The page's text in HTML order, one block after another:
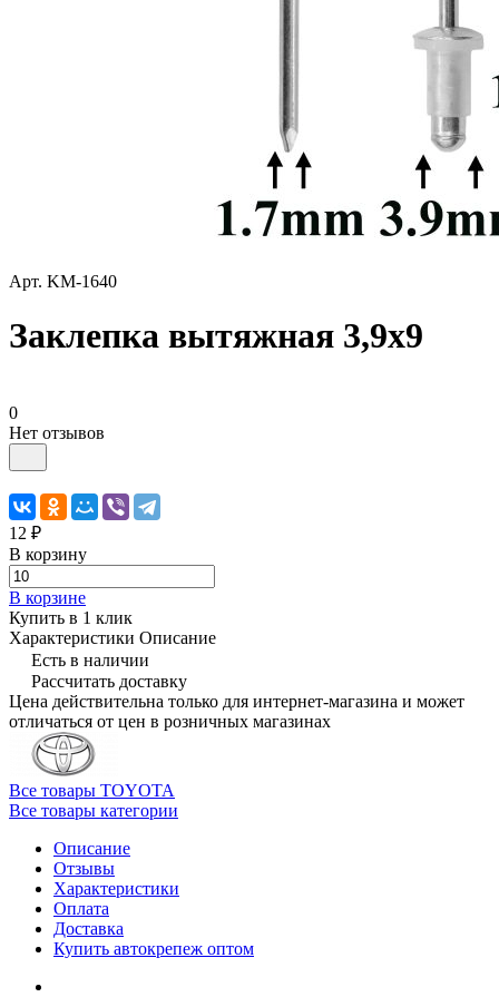
Арт. KM-1640
Заклепка вытяжная 3,9х9
0
Нет отзывов
12 ₽
В корзину
В корзине
Купить в 1 клик
Характеристики Описание
Есть в наличии
Рассчитать доставку
Цена действительна только для интернет-магазина и может
отличаться от цен в розничных магазинах
Все товары TOYOTA
Все товары категории
Описание
Отзывы
Характеристики
Оплата
Доставка
Купить автокрепеж оптом